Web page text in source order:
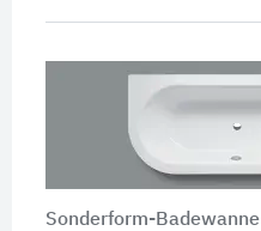
Sonderform-Badewanne